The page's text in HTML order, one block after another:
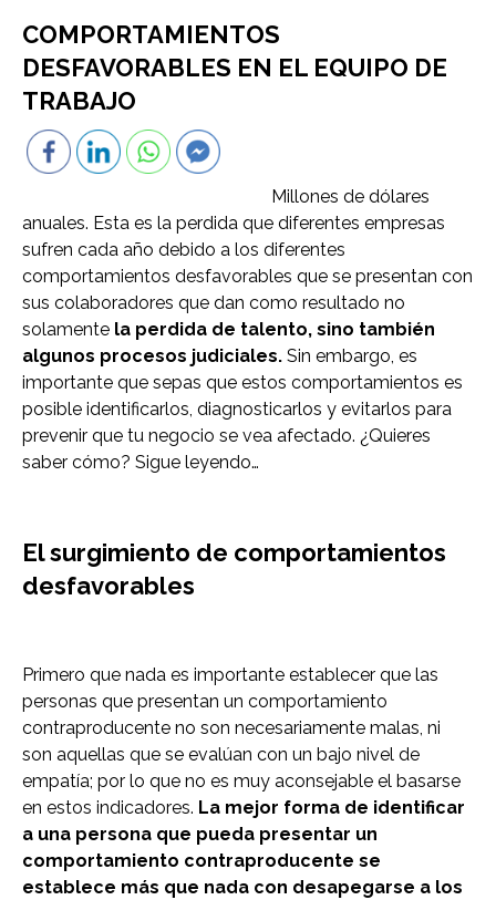
COMPORTAMIENTOS
DESFAVORABLES EN EL EQUIPO DE
TRABAJO
Millones de dólares
anuales. Esta es la perdida que diferentes empresas
sufren cada año debido a los diferentes
comportamientos desfavorables que se presentan con
sus colaboradores que dan como resultado no
solamente la perdida de talento, sino también
algunos procesos judiciales. Sin embargo, es
importante que sepas que estos comportamientos es
posible identificarlos, diagnosticarlos y evitarlos para
prevenir que tu negocio se vea afectado. ¿Quieres
saber cómo? Sigue leyendo…
El surgimiento de comportamientos
desfavorables
Primero que nada es importante establecer que las
personas que presentan un comportamiento
contraproducente no son necesariamente malas, ni
son aquellas que se evalúan con un bajo nivel de
empatía; por lo que no es muy aconsejable el basarse
en estos indicadores. La mejor forma de identificar
a una persona que pueda presentar un
comportamiento contraproducente se
establece más que nada con desapegarse a los